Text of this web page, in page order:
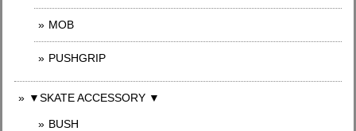
MOB
PUSHGRIP
▼SKATE ACCESSORY ▼
BUSH